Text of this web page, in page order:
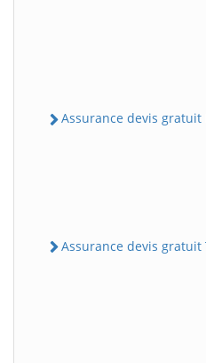
Assurance devis gratuit
Assurance devis gratuit